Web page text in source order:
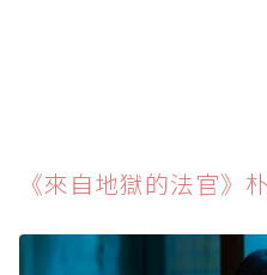
《來自地獄的法官》